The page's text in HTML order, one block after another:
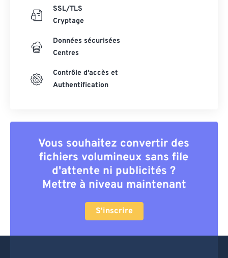
SSL/TLS
Cryptage
Données sécurisées
Centres
Contrôle d'accès et
Authentification
Vous souhaitez convertir des
fichiers volumineux sans file
d'attente ni publicités ?
Mettre à niveau maintenant
S'inscrire